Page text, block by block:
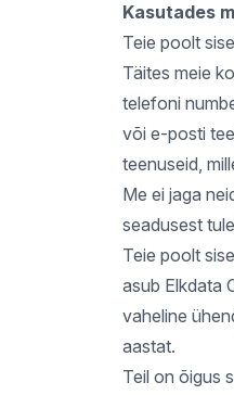
Kasutades
Teie poolt
Täites meie
telefoni
või e-posti
teenuseid,
Me ei jaga
seadusest
Teie poolt
asub Elkdata
vaheline
aastat.
Teil on õigus